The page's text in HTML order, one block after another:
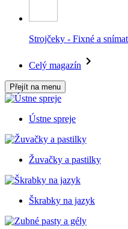
Strojčeky - Fixné a
Celý magazín
Přejít na menu
Ústne spreje
Žuvačky a pastilky
Škrabky na jazyk